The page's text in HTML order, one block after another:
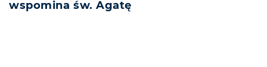
wspomina św. Agatę